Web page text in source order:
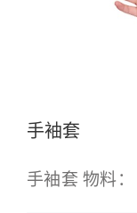
手袖套
手袖套 物料